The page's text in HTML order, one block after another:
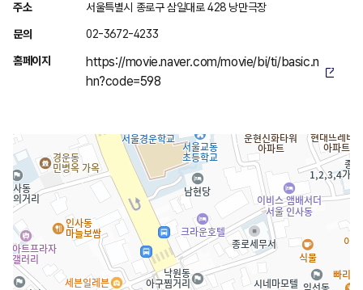
치
안
주소 서울특별시 종로구 삼일대로 428 낭만극장
문의 02-3672-4233
홈페이지
https://movie.naver.com/movie/bi/ti/basic.n
hn?code=598